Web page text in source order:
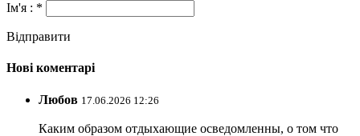
Ім'я : *
Відправити
Нові коментарі
Любов 17.06.2026 12:26
Каким образом отдыхающие осведомленны, о том что